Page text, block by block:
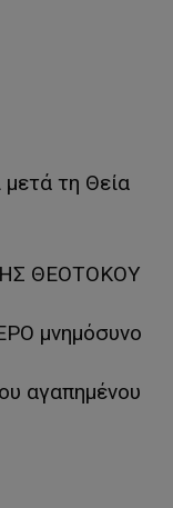
τη Θεία
ΘΕΟΤΟΚΟΥ
μνημόσυνο
αγαπημένου